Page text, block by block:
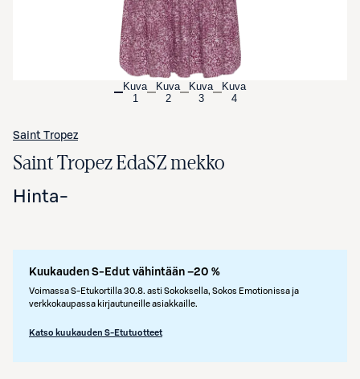
Kuva
1
Kuva
2
Kuva
3
Kuva
4
Saint Tropez
Saint Tropez EdaSZ mekko
Hinta-
Kuukauden S-Edut vähintään –20 %
Voimassa S-Etukortilla 30.8. asti Sokoksella, Sokos Emotionissa ja
verkkokaupassa kirjautuneille asiakkaille.
Katso kuukauden S-Etutuotteet